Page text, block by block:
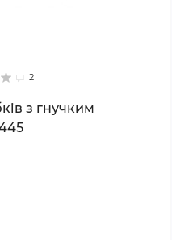
2
з гнучким